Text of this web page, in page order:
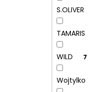
S.OLIVER
TAMARIS
WILD 7
Wojtylko